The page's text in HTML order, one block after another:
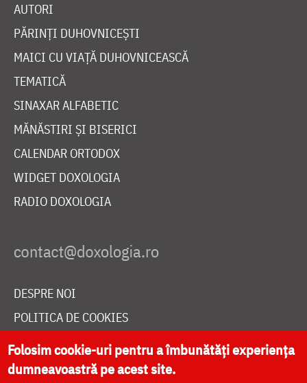
AUTORI
PĂRINȚI DUHOVNICEȘTI
MAICI CU VIAȚĂ DUHOVNICEASCĂ
TEMATICĂ
SINAXAR ALFABETIC
MĂNĂSTIRI ȘI BISERICI
CALENDAR ORTODOX
WIDGET DOXOLOGIA
RADIO DOXOLOGIA
DESPRE NOI
POLITICA DE COOKIES
DONEAZĂ ONLINE PENTRU CATEDRALA NAȚIONALĂ
Folosim cookie-uri pentru a îmbunătăți experiența
dumneavoastră pe acest site.